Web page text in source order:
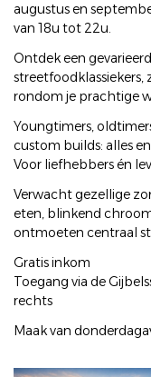
augustus en
van 18u tot 22u.
Ontdek een
streetfoodklassiekers,
rondom je prachtige
Youngtimers,
custom builds: alles
Voor liefhebbers én
Verwacht gezellige
eten, blinkend
ontmoeten centraal
Gratis inkom
Toegang via de
rechts
Maak van